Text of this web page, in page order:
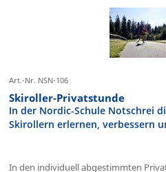
Art.-Nr. NSN-106
Skiroller-Privatstunde
In der Nordic-Schule Notschrei
Skirollern erlernen, verbessern
In den individuell abgestimmten